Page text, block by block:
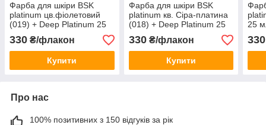
Фарба для шкіри BSK
platinum цв.фіолетовий
(019) + Deep Platinum 25
мл
330 ₴/флакон
Купити
Фарба для шкіри BSK
platinum кв. Сіра-платина
(018) + Deep Platinum 25
мл
330₴/флакон
Купити
25
330
Про нас
100% позитивних з 150 відгуків за рік